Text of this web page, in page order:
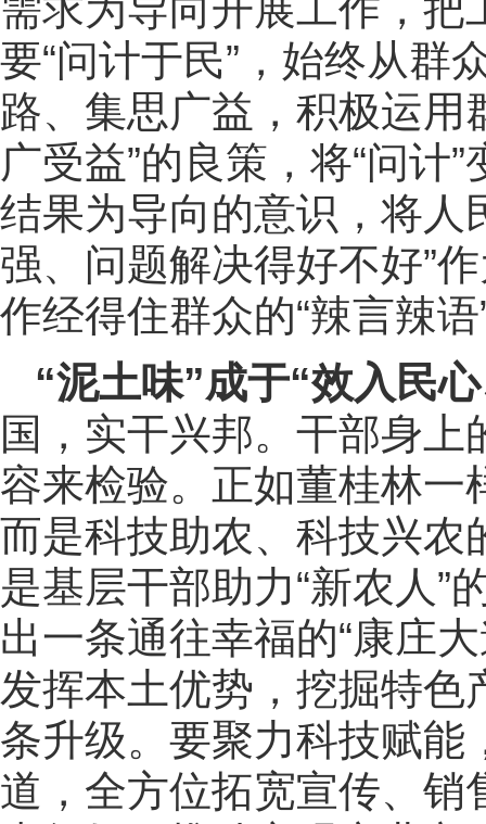
要“问计于民”，始终从群
路、集思广益，积极运用
广受益”的良策，将“问计
结果为导向的意识，将人
强、问题解决得好不好”
作经得住群众的“辣言辣语
“泥土味”成于“效入民
国，实干兴邦。干部身上
容来检验。正如董桂林一
而是科技助农、科技兴农
是基层干部助力“新农人”
出一条通往幸福的“康庄
发挥本土优势，挖掘特色
条升级。要聚力科技赋能
道，全方位拓宽宣传、销